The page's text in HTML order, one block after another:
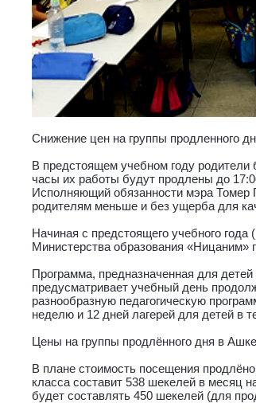
Снижение цен на группы продленного
В предстоящем учебном году родители
часы их работы будут продлены до
Исполняющий обязанности мэра Томер
родителям меньше и без ущерба для
Начиная с предстоящего учебного года (תשע"ח) в Ашкелоне начнет работать программа
Министерства образования
Программа, предназначенная для детей
предусматривает учебный день
разнообразную педагогическую
неделю и 12 дней лагерей для детей в
Цены на группы продлённого дня в
В плане стоимость посещения
класса составит 538 шекелей в месяц
будет составлять 450 шекелей (для